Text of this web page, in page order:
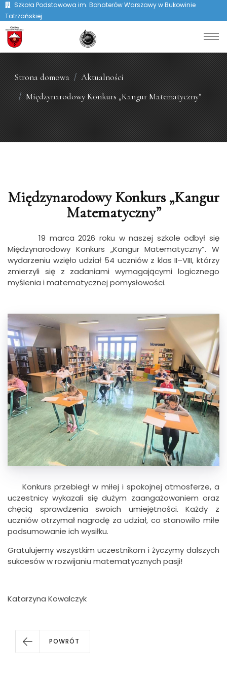
Szkoła Podstawowa im. Bohaterów Warszawy w Bukowinie
Tatrzańskiej
Strona domowa
Aktualności
Międzynarodowy Konkurs „Kangur Matematyczny”
Międzynarodowy Konkurs „Kangur
Matematyczny”
19 marca 2026 roku w naszej szkole odbył się
Międzynarodowy Konkurs „Kangur Matematyczny”. W
wydarzeniu wzięło udział 54 uczniów z klas II–VIII, którzy
zmierzyli się z zadaniami wymagającymi logicznego
myślenia i matematycznej pomysłowości.
Konkurs przebiegł w miłej i spokojnej atmosferze, a
uczestnicy wykazali się dużym zaangażowaniem oraz
chęcią sprawdzenia swoich umiejętności. Każdy z
uczniów otrzymał nagrodę za udział, co stanowiło miłe
podsumowanie ich wysiłku.
Gratulujemy wszystkim uczestnikom i życzymy dalszych
sukcesów w rozwijaniu matematycznych pasji!
Katarzyna Kowalczyk
POWRÓT